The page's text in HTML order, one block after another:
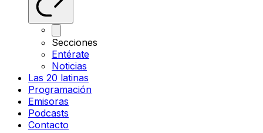
Secciones
Entérate
Noticias
Las 20 latinas
Programación
Emisoras
Podcasts
Contacto